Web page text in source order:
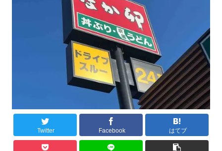
Twitter Facebook はてブ